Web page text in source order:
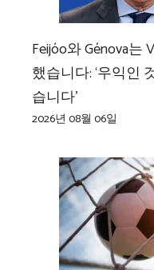
Feijóo와 Génova
했습니다: ‘우익인
습니다’
2026년 08월 06일